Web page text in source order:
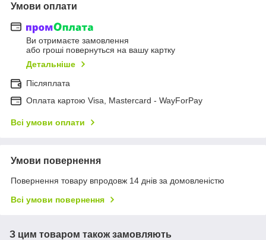
Умови оплати
Ви отримаєте замовлення
або гроші повернуться на вашу картку
Детальніше
Післяплата
Оплата картою Visa, Mastercard - WayForPay
Всі умови оплати
Умови повернення
Повернення товару впродовж 14 днів за домовленістю
Всі умови повернення
З цим товаром також замовляють